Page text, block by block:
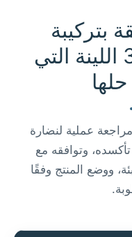
بتركيبة
كبسولات أوميغا-3 اللينة التي
أوميغا-3 إجراء مراجعة عملية لنضارة
وتوافقه مع
ووضع المنتج وفقًا